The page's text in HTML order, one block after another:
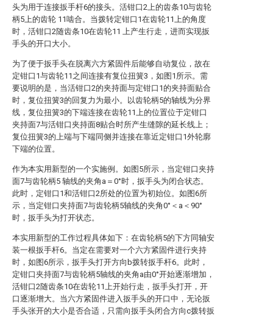
头为用于连接扳手杆6的接头。活钳口2上的齿条10与齿轮
柄5上的齿轮 11啮合。当拨转定钳口1在齿轮11上的角度
时，活钳口2随齿条10在齿轮11 上产生行走，进而实现扳
手头的开口大小。
为了便于扳手头在脱离六方紧固件后能够自动复位，故在
定钳口1与齿轮11之间连接有复位扭簧3，如图1所示。需
要说明的是，当活钳口2的夹持面与定钳口1的夹持面贴合
时，复位扭簧3的回复力为最小。以齿轮柄5的轴线为分界
线，复位扭簧3的下端连接在齿轮11上的位置位于定钳口
夹持面7与活钳口夹持面8贴合时所产生缝隙的延长线上；
复位扭簧3的上端与下端同侧并连接在靠近定钳口1外轮廓
下端的位置。
作为本实用新型的一个实施例。如图5所示，当定钳口夹持
面7与齿轮柄5 轴线的夹角a＝0°时，扳手头为闭合状态。
此时，定钳口1和活钳口2所处的位置为初始位。如图6所
示，当定钳口夹持面7与齿轮柄5轴线的夹角0°＜a＜90°
时，扳手头为打开状态。
本实用新型的工作过程具体如下：在齿轮柄5的下方同轴安
装一根扳手杆6。当定在需要对一个六方紧固件进行夹持
时，如图6所示，扳手头打开方向b拨转扳手杆6。此时，
定钳口夹持面7与齿轮柄5轴线的夹角a由0°开始逐渐增加，
活钳口2随齿条10在齿轮11上开始行走，扳手头打开，开
口逐渐增大。当六方紧固件进入扳手头的开口中，无论扳
手头张开的大小是否合适，只需向扳手头闭合方向c拨转扳